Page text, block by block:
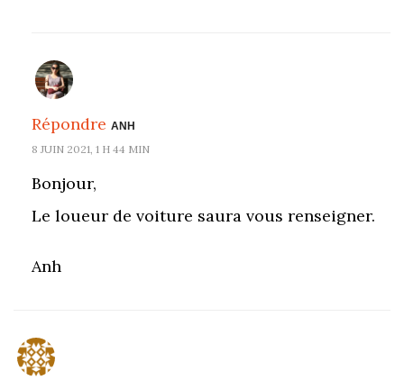
Répondre ANH
8 JUIN 2021, 1 H 44 MIN
Bonjour,
Le loueur de voiture saura vous renseigner.
Anh